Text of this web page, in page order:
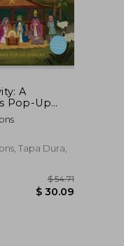
A
Pop-Up
Inglés)
Tapa Dura,